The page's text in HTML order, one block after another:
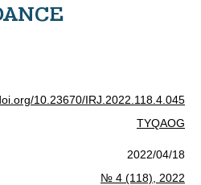
10.23670/IRJ.2022.118.4.045
TYQAOG
2022/04/18
№ 4 (118), 2022